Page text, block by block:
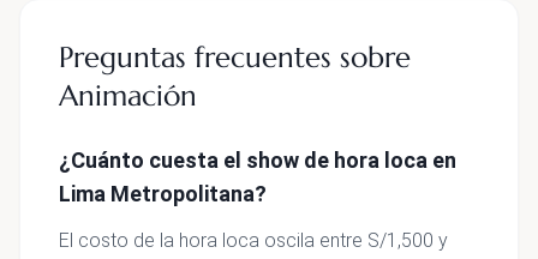
Preguntas frecuentes sobre
Animación
¿Cuánto cuesta el show de hora loca en
Lima Metropolitana?
El costo de la hora loca oscila entre S/1,500 y